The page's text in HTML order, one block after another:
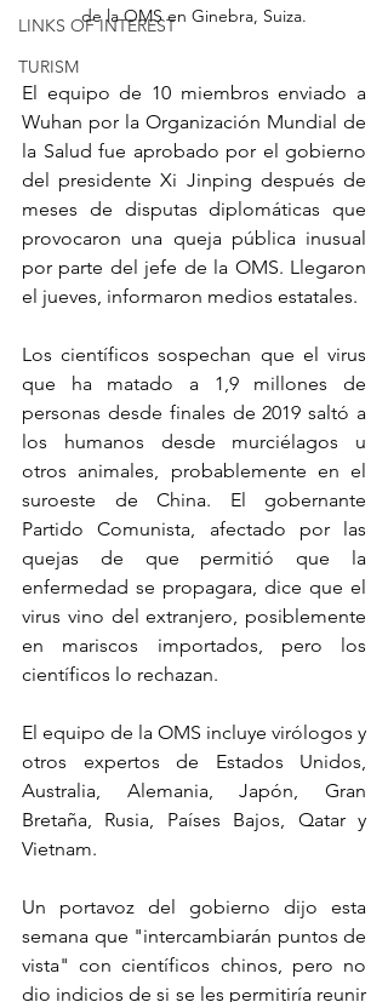
LINKS OF INTEREST
TURISM
de la OMS en Ginebra, Suiza.
El equipo de 10 miembros enviado a
Wuhan por la Organización Mundial de
la Salud fue aprobado por el gobierno
del presidente Xi Jinping después de
meses de disputas diplomáticas que
provocaron una queja pública inusual
por parte del jefe de la OMS. Llegaron
el jueves, informaron medios estatales.
Los científicos sospechan que el virus
que ha matado a 1,9 millones de
personas desde finales de 2019 saltó a
los humanos desde murciélagos u
otros animales, probablemente en el
suroeste de China. El gobernante
Partido Comunista, afectado por las
quejas de que permitió que la
enfermedad se propagara, dice que el
virus vino del extranjero, posiblemente
en mariscos importados, pero los
científicos lo rechazan.
El equipo de la OMS incluye virólogos y
otros expertos de Estados Unidos,
Australia, Alemania, Japón, Gran
Bretaña, Rusia, Países Bajos, Qatar y
Vietnam.
Un portavoz del gobierno dijo esta
semana que "intercambiarán puntos de
vista" con científicos chinos, pero no
dio indicios de si se les permitiría reunir